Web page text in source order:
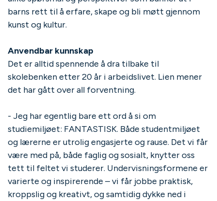
barns rett til å erfare, skape og bli møtt gjennom
kunst og kultur.
Anvendbar kunnskap
Det er alltid spennende å dra tilbake til
skolebenken etter 20 år i arbeidslivet. Lien mener
det har gått over all forventning.
- Jeg har egentlig bare ett ord å si om
studiemiljøet: FANTASTISK. Både studentmiljøet
og lærerne er utrolig engasjerte og rause. Det vi får
være med på, både faglig og sosialt, knytter oss
tett til feltet vi studerer. Undervisningsformene er
varierte og inspirerende – vi får jobbe praktisk,
kroppslig og kreativt, og samtidig dykke ned i